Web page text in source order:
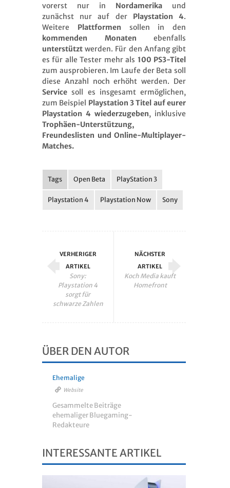
vorerst nur in Nordamerika und
zunächst nur auf der Playstation 4.
Weitere Plattformen sollen in den
kommenden
Monaten ebenfalls
unterstützt werden. Für den Anfang gibt
es für alle Tester mehr als 100 PS3-Titel
zum ausprobieren. Im Laufe der Beta soll
diese Anzahl noch erhöht werden. Der
Service soll es insgesamt ermöglichen,
zum Beispiel Playstation 3 Titel auf eurer
Playstation 4 wiederzugeben, inklusive
Trophäen-Unterstützung,
Freundeslisten und Online-Multiplayer-
Matches.
Tags Open Beta PlayStation 3
Playstation 4 Playstation Now Sony
VERHERIGER
ARTIKEL
Sony:
Playstation 4
sorgt für
schwarze Zahlen
NÄCHSTER
ARTIKEL
Koch Media kauft
Homefront
ÜBER DEN AUTOR
Ehemalige
Website
Gesammelte Beiträge
ehemaliger Bluegaming-
Redakteure
INTERESSANTE ARTIKEL